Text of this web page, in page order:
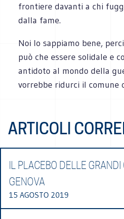
frontiere davanti a chi
dalla fame.
Noi lo sappiamo bene,
può che essere solidale e
antidoto al mondo della
vorrebbe ridurci il comune
ARTICOLI
IL PLACEBO DELLE
GENOVA
15 AGOSTO 2019